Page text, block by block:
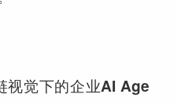
视觉下的企业AI Age